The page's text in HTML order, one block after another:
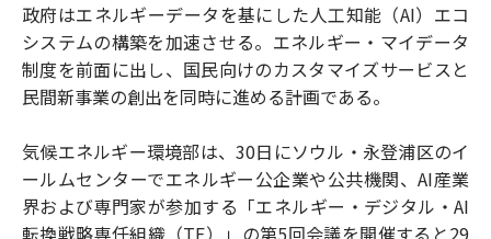
政府はエネルギーデータを基にした人工知能（AI）エコ
システムの構築を加速させる。エネルギー・マイデータ
制度を前面に出し、国民向けのカスタマイズサービスと
民間新事業の創出を同時に進める計画である。
気候エネルギー環境部は、30日にソウル・永登浦区のイ
ールムセンターでエネルギー公企業や公共機関、AI産業
界および専門家が参加する「エネルギー・デジタル・AI
転換戦略専任組織（TF）」の第5回会議を開催すると29